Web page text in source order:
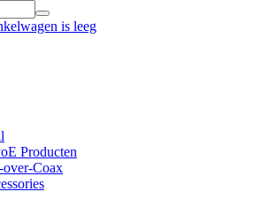
is leeg
Producten
Coax